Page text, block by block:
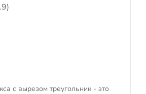
с вырезом треугольник - это